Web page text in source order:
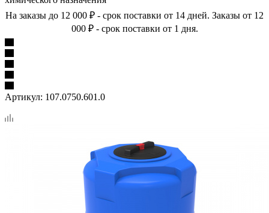
На заказы до 12 000 ₽ - срок поставки от 14 дней. Заказы от 12
000 ₽ - срок поставки от 1 дня.
Артикул: 107.0750.601.0